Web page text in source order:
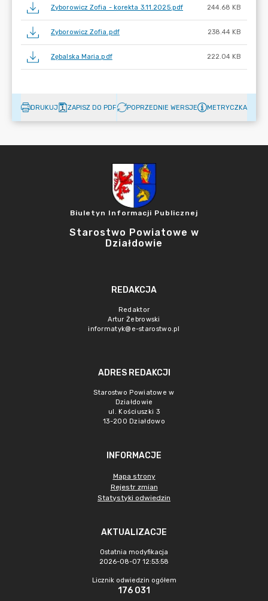
Zyborowicz Zofia - korekta 3.11.2025.pdf 244.68 KB
Zyborowicz Zofia.pdf 238.44 KB
Zębalska Maria.pdf 222.04 KB
DRUKUJ ZAPISZ DO PDF POPRZEDNIE WERSJE METRYCZKA
Biuletyn Informacji Publicznej
Starostwo Powiatowe w
Działdowie
REDAKCJA
Redaktor
Artur Żebrowski
informatyk@e-starostwo.pl
ADRES REDAKCJI
Starostwo Powiatowe w
Działdowie
ul. Kościuszki 3
13-200 Działdowo
INFORMACJE
Mapa strony
Rejestr zmian
Statystyki odwiedzin
AKTUALIZACJE
Ostatnia modyfikacja
2026-08-07 12:53:58
Licznik odwiedzin ogółem
176 031